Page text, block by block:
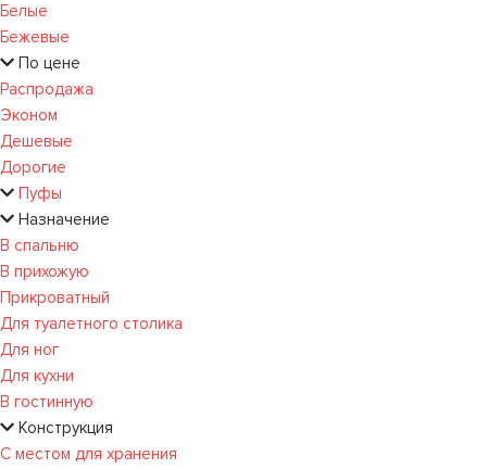
Белые
Бежевые
По цене
Распродажа
Эконом
Дешевые
Дорогие
Пуфы
Назначение
В спальню
В прихожую
Прикроватный
Для туалетного столика
Для ног
Для кухни
В гостинную
Конструкция
С местом для хранения